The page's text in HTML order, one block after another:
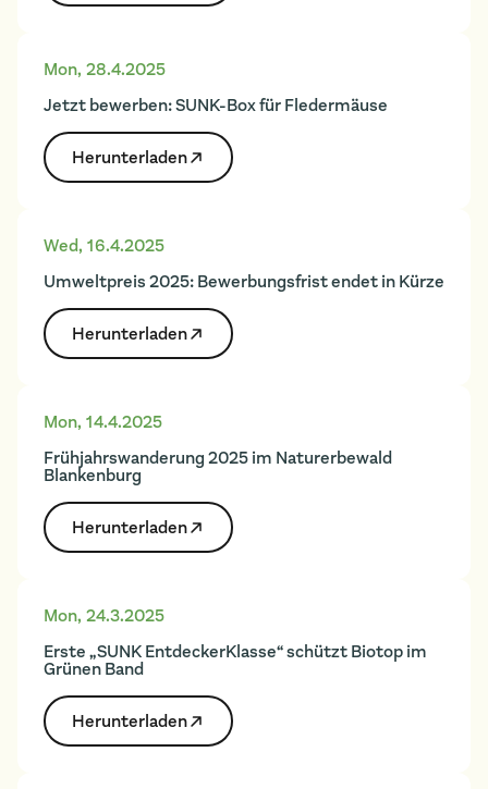
Mon, 28.4.2025
Jetzt bewerben: SUNK-Box für Fledermäuse
Herunter­laden
Wed, 16.4.2025
Umweltpreis 2025: Bewerbungsfrist endet in Kürze
Herunter­laden
Mon, 14.4.2025
Frühjahrswanderung 2025 im Naturerbewald
Blankenburg
Herunter­laden
Mon, 24.3.2025
Erste „SUNK EntdeckerKlasse“ schützt Biotop im
Grünen Band
Herunter­laden